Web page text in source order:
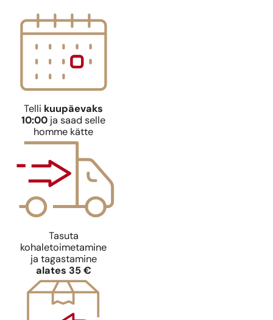
Telli kuupäevaks
10:00 ja saad selle
homme kätte
Tasuta
kohaletoimetamine
ja tagastamine
alates 35 €